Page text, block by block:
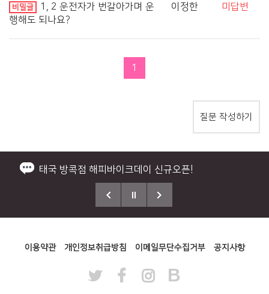
비밀글
1, 2 운전자가 번갈아가며 운
행해도 되나요?
이정한 미답변
1
질문 작성하기
책임보험, 자차보험 안내드립니다!
HowtoRentaForeigner
제주에서 제일 큰 왕초보 교육연습장소
이용약관 개인정보취급방침 이메일무단수집거부 공지사항